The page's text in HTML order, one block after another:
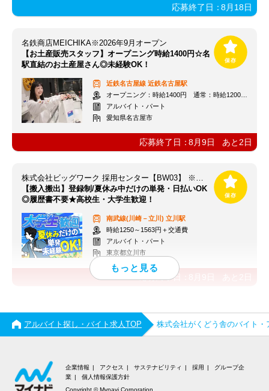
応募終了日：8月18日
名鉄商店MEICHIKA※2026年9月オープン
【お土産販売スタッフ】オープニング時給1400円☆名
駅直結のお土産屋さん◎未経験OK！
近鉄名古屋線 近鉄名古屋駅
オープニング：時給1400円 通常：時給1200円～＋交通費全額支給
アルバイト・パート
愛知県名古屋市
応募終了日：8月9日 あと 2日
株式会社ビッグワーク 採用センター【BW03】 ※立川エリア
【搬入搬出】登録制/夏休み中だけの単発・日払いOK
◎履歴書不要★高校生・大学生歓迎！
南武線(川崎－立川) 立川駅
時給1250～1563円＋交通費
アルバイト・パート
東京都立川市
応募終了日：
アルバイト探し・バイト求人TOP 株式会社がくどう舎のバイト・
企業情報 アクセス サステナビリティ 採用
グループ企
業
個人情報保護方針
Copyright © Mynavi Corporation